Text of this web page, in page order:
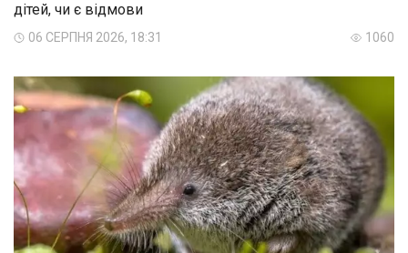
дітей, чи є відмови
06 СЕРПНЯ 2026, 18:31 1060